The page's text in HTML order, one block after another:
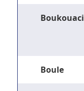
Boukouaci
Boule